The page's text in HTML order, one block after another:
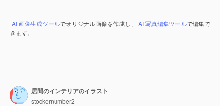
AI 画像生成ツールでオリジナル画像を作成し、 AI 写真編集ツールで編集で
きます。
居間のインテリアのイラスト
stockernumber2